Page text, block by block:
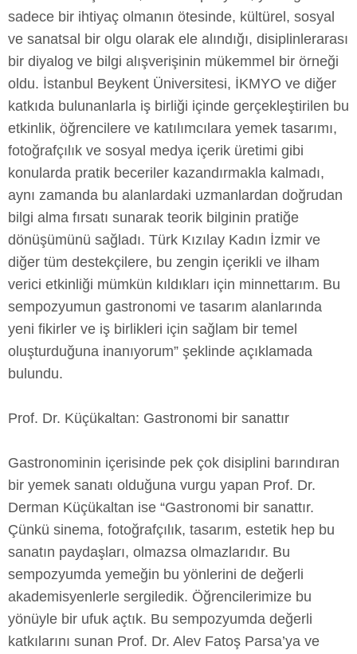
sadece bir ihtiyaç olmanın ötesinde, kültürel, sosyal
ve sanatsal bir olgu olarak ele alındığı, disiplinlerarası
bir diyalog ve bilgi alışverişinin mükemmel bir örneği
oldu. İstanbul Beykent Üniversitesi, İKMYO ve diğer
katkıda bulunanlarla iş birliği içinde gerçekleştirilen bu
etkinlik, öğrencilere ve katılımcılara yemek tasarımı,
fotoğrafçılık ve sosyal medya içerik üretimi gibi
konularda pratik beceriler kazandırmakla kalmadı,
aynı zamanda bu alanlardaki uzmanlardan doğrudan
bilgi alma fırsatı sunarak teorik bilginin pratiğe
dönüşümünü sağladı. Türk Kızılay Kadın İzmir ve
diğer tüm destekçilere, bu zengin içerikli ve ilham
verici etkinliği mümkün kıldıkları için minnettarım. Bu
sempozyumun gastronomi ve tasarım alanlarında
yeni fikirler ve iş birlikleri için sağlam bir temel
oluşturduğuna inanıyorum” şeklinde açıklamada
bulundu.
Prof. Dr. Küçükaltan: Gastronomi bir sanattır
Gastronominin içerisinde pek çok disiplini barındıran
bir yemek sanatı olduğuna vurgu yapan Prof. Dr.
Derman Küçükaltan ise “Gastronomi bir sanattır.
Çünkü sinema, fotoğrafçılık, tasarım, estetik hep bu
sanatın paydaşları, olmazsa olmazlarıdır. Bu
sempozyumda yemeğin bu yönlerini de değerli
akademisyenlerle sergiledik. Öğrencilerimize bu
yönüyle bir ufuk açtık. Bu sempozyumda değerli
katkılarını sunan Prof. Dr. Alev Fatoş Parsa’ya ve